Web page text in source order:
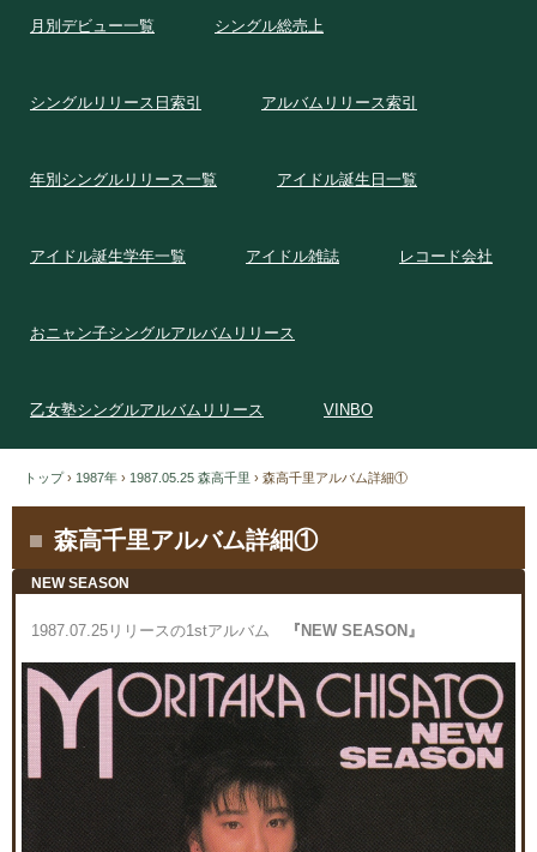
月別デビュー一覧 シングル総売上
シングルリリース日索引 アルバムリリース索引
年別シングルリリース一覧 アイドル誕生日一覧
アイドル誕生学年一覧 アイドル雑誌 レコード会社
おニャン子シングルアルバムリリース
乙女塾シングルアルバムリリース VINBO
トップ › 1987年 › 1987.05.25 森高千里 › 森高千里アルバム詳細①
森高千里アルバム詳細①
NEW SEASON
1987.07.25リリースの1stアルバム 『NEW SEASON』